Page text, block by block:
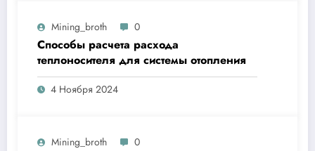
Mining_broth 0
Способы расчета расхода
теплоносителя для системы отопления
4 Ноября 2024
Mining_broth 0